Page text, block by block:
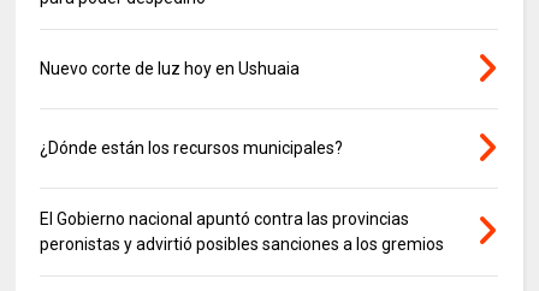
Nuevo corte de luz hoy en Ushuaia
¿Dónde están los recursos municipales?
El Gobierno nacional apuntó contra las provincias
peronistas y advirtió posibles sanciones a los gremios